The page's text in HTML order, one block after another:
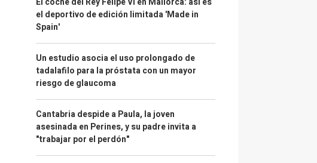
el deportivo de edición limitada 'Made in
Spain'
Un estudio asocia el uso prolongado de
tadalafilo para la próstata con un mayor
riesgo de glaucoma
Cantabria despide a Paula, la joven
asesinada en Perines, y su padre invita a
"trabajar por el perdón"